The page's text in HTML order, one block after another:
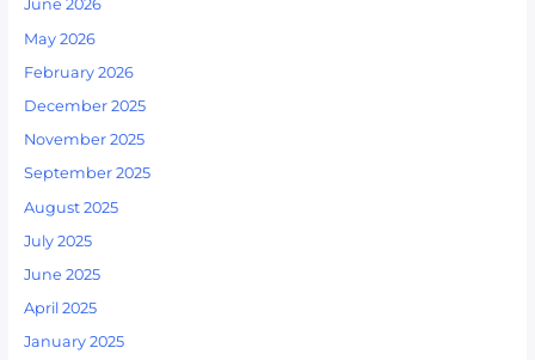
June 2026
May 2026
February 2026
December 2025
November 2025
September 2025
August 2025
July 2025
June 2025
April 2025
January 2025